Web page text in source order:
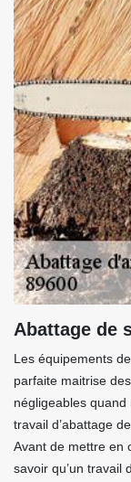
Abattage de
Les équipements
parfaite maitrise
négligeables quand
travail d’abattage
Avant de mettre en
savoir qu’un travail